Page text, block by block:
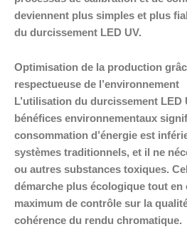
deviennent plus simples et plus
du durcissement LED UV.
Optimisation de la production
respectueuse de l’environnement
L’utilisation du durcissement LED
bénéfices environnementaux
consommation d’énergie est
systèmes traditionnels, et il ne
ou autres substances toxiques.
démarche plus écologique tout en
maximum de contrôle sur la
cohérence du rendu chromatique.